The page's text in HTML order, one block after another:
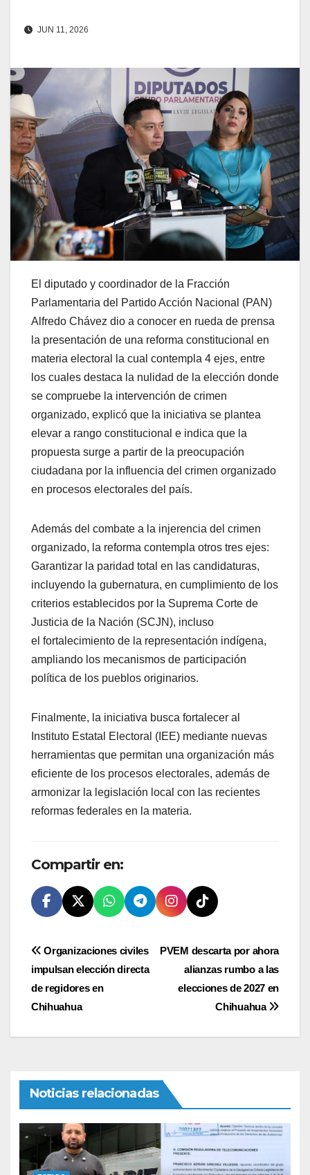
JUN 11, 2026
El diputado y coordinador de la Fracción
Parlamentaria del Partido Acción Nacional (PAN)
Alfredo Chávez dio a conocer en rueda de prensa
la presentación de una reforma constitucional en
materia electoral la cual contempla 4 ejes, entre
los cuales destaca la nulidad de la elección donde
se compruebe la intervención de crimen
organizado, explicó que la iniciativa se plantea
elevar a rango constitucional e indica que la
propuesta surge a partir de la preocupación
ciudadana por la influencia del crimen organizado
en procesos electorales del país.
Además del combate a la injerencia del crimen
organizado, la reforma contempla otros tres ejes:
Garantizar la paridad total en las candidaturas,
incluyendo la gubernatura, en cumplimiento de los
criterios establecidos por la Suprema Corte de
Justicia de la Nación (SCJN), incluso
el fortalecimiento de la representación indígena,
ampliando los mecanismos de participación
política de los pueblos originarios.
Finalmente, la iniciativa busca fortalecer al
Instituto Estatal Electoral (IEE) mediante nuevas
herramientas que permitan una organización más
eficiente de los procesos electorales, además de
armonizar la legislación local con las recientes
reformas federales en la materia.
Compartir en:
Navegación
de
entradas
PVEM descarta por ahora
alianzas rumbo a las
elecciones de 2027 en
Chihuahua
Organizaciones civiles
impulsan elección directa
de regidores en
Chihuahua
Noticias relacionadas